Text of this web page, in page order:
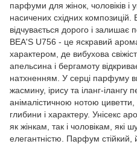
парфуми для жінок, чоловіків і
насичених східних композицій.
відчувається дорого і залишає
BEA'S U756 - це яскравий
характером, де вибухова
апельсина і бергамоту
натхненням. У серці парфуму
жасмину, ірису та іланг-ілангу
анімалістичною нотою
глибини і характеру. Унісекс
як жінкам, так і чоловікам, які
елегантністю. Парфум